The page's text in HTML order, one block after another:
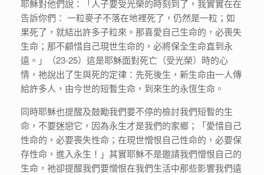
耶穌對他們說：「人子要受光榮的時刻到了，我實實在在
告訴你們： 一粒麥子不落在地裡死了，仍然是一粒；如
果死了，就結出許多子粒來。那喜愛自己生命的，必喪失
生命；那不顧惜自己現世生命的，必將保全生命直到永
遠。」（23-25）這是耶穌面對死亡（受光榮）時的心
情，祂說出了生與死的定律：先死後生，新生命由一人傳
給許多人，由今世的短暫生命，到來生的永恆生命。
同時耶穌也提醒及鼓勵我們要不停的檢討我們短暫的生
命，不要迷戀它，因為永生才是我們的家鄉；「愛惜自己
性命的，必要喪失性命；在現世憎恨自己性命的，必要保
存性命，進入永生！」其實耶穌不是邀請我們憎恨自己的
生命，祂卻提醒我們要憎恨在我們生活中那些影響我們遠